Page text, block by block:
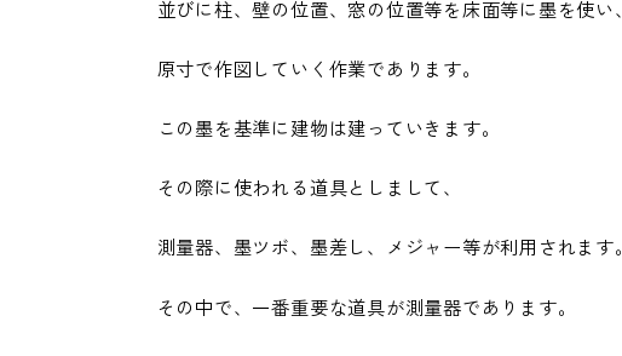
並びに柱、壁の位置、窓の位置等を床面等に墨を使い、
原寸で作図していく作業であります。
この墨を基準に建物は建っていきます。
その際に使われる道具としまして、
測量器、墨ツボ、墨差し、メジャー等が利用されます。
その中で、一番重要な道具が測量器であります。